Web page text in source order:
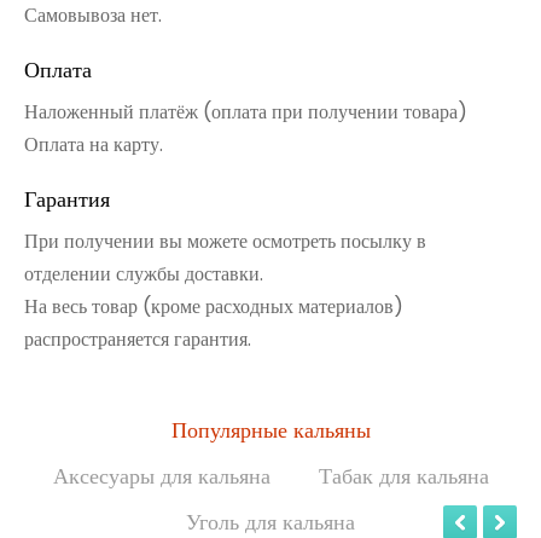
Самовывоза нет.
Оплата
Наложенный платёж (оплата при получении товара)
Оплата на карту.
Гарантия
При получении вы можете осмотреть посылку в
отделении службы доставки.
На весь товар (кроме расходных материалов)
распространяется гарантия.
Популярные кальяны
Аксесуары для кальяна
Табак для кальяна
Уголь для кальяна